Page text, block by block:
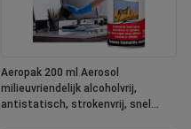
Aeropak 200 ml Aerosol
milieuvriendelijk alcoholvrij,
antistatisch, strokenvrij, snel